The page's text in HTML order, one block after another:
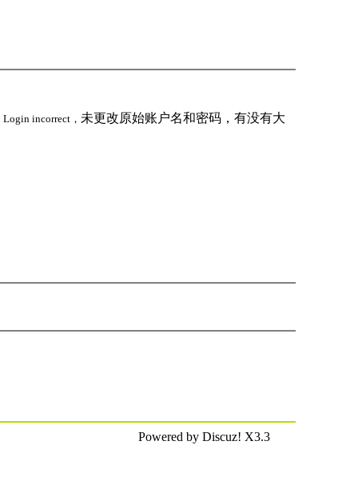
Login incorrect， 未更改原始账户名和密码，有没有大
Powered by Discuz! X3.3